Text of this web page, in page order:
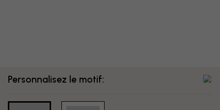
Personnalisez le motif: